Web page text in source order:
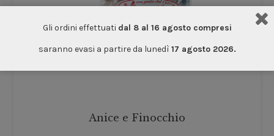
Anice e Finocchio
Gli ordini effettuati dal 8 al 16 agosto compresi
saranno evasi a partire da lunedì 17 agosto 2026.